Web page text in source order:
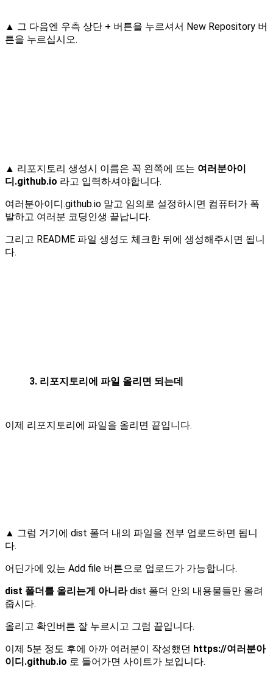
▲ 그 다음엔 우측 상단 + 버튼을 누르셔서 New Repository 버
튼을 누르십시오.
▲ 리포지토리 생성시 이름은 꼭 왼쪽에 뜨는 여러분아이
디.github.io 라고 입력하셔야합니다.
여러분아이디.github.io 말고 임의로 설정하시면 컴퓨터가 폭
발하고 여러분 코딩인생 끝납니다.
그리고 README 파일 생성도 체크한 뒤에 생성해주시면 됩니
다.
3. 리포지토리에 파일 올리면 되는데
이제 리포지토리에 파일을 올리면 끝입니다.
▲ 그럼 거기에 dist 폴더 내의 파일을 전부 업로드하면 됩니
다.
어딘가에 있는 Add file 버튼으로 업로드가 가능합니다.
dist 폴더를 올리는게 아니라dist 폴더 안의 내용물들만 올려
줍시다.
올리고 확인버튼 잘 누르시고 그럼 끝입니다.
이제 5분 정도 후에 아까 여러분이 작성했던 https://여러분아
이디.github.io 로 들어가면 사이트가 보입니다.